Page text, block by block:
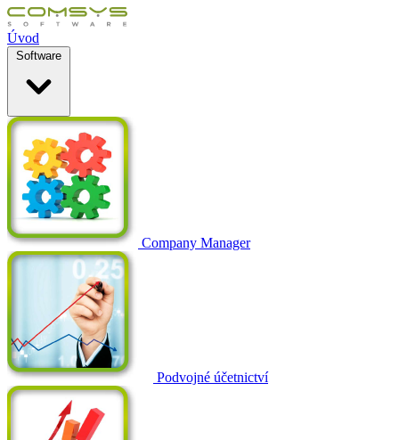
Úvod
Software
Company Manager
Podvojné účetnictví